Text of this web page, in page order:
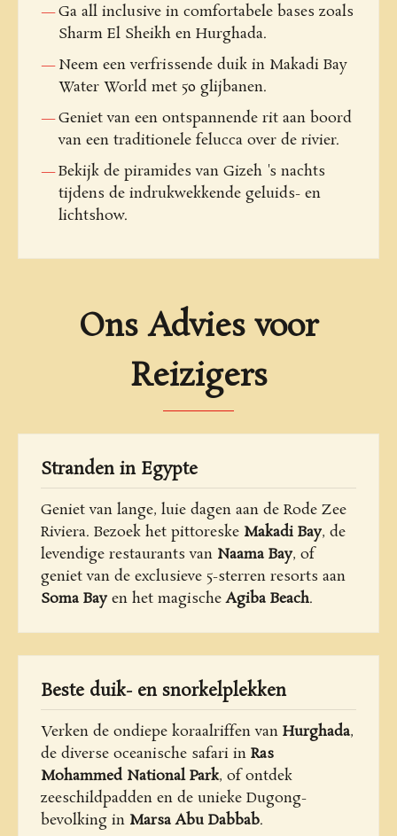
Ga all inclusive in comfortabele bases zoals
Sharm El Sheikh en Hurghada.
Neem een verfrissende duik in Makadi Bay
Water World met 50 glijbanen.
Geniet van een ontspannende rit aan boord
van een traditionele felucca over de rivier.
Bekijk de piramides van Gizeh 's nachts
tijdens de indrukwekkende geluids- en
lichtshow.
Ons Advies voor
Reizigers
Stranden in Egypte
Geniet van lange, luie dagen aan de Rode Zee
Riviera. Bezoek het pittoreske Makadi Bay, de
levendige restaurants van Naama Bay, of
geniet van de exclusieve 5-sterren resorts aan
Soma Bay en het magischeAgiba Beach.
Beste duik- en snorkelplekken
Verken de ondiepe koraalriffen van Hurghada,
de diverse oceanische safari in Ras
Mohammed National Park, of ontdek
zeeschildpadden en de unieke Dugong-
bevolking in Marsa Abu Dabbab.